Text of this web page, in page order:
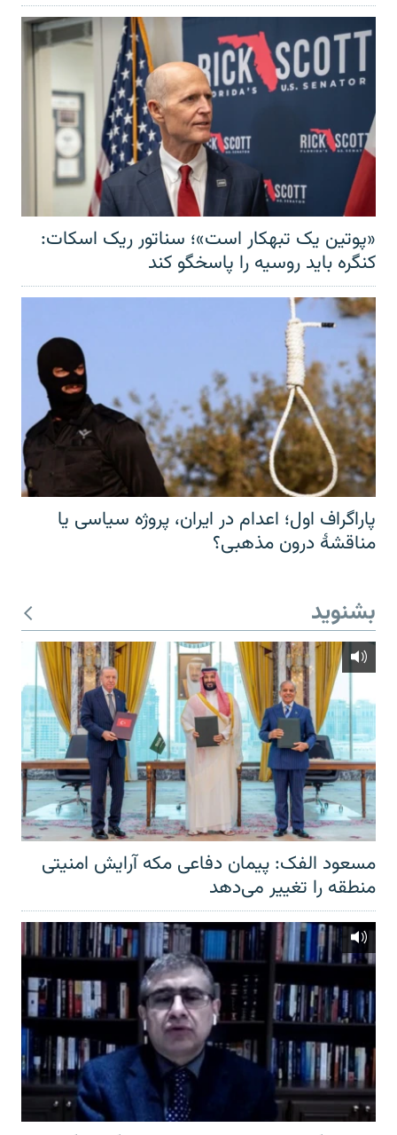
«پوتین یک تبهکار است»؛ سناتور ریک اسکات:
کنگره باید روسیه را پاسخگو کند
پاراگراف اول؛ اعدام در ایران، پروژه سیاسی یا
مناقشهٔ درون مذهبی؟
بشنوید
مسعود الفک: پیمان دفاعی مکه آرایش امنیتی
منطقه را تغییر می‌دهد